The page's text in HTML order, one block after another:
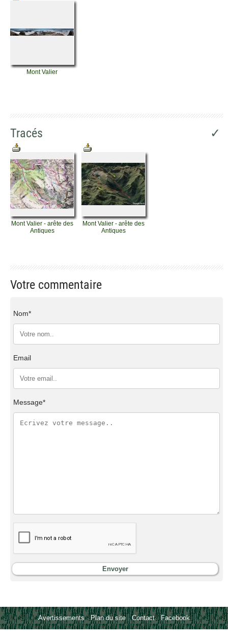
Mont Valier
Tracés ✓
Mont Valier - arête des
Antiques
Mont Valier - arête des
Antiques
Votre commentaire
Nom*
Email
Message*
Avertissements-Plan du site -Contact- Facebook